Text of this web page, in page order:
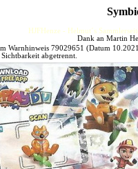
HJFHenze - Helmut´s
Dank an Martin
Warnhinweis 79029651 (Datum
abgetrennt.